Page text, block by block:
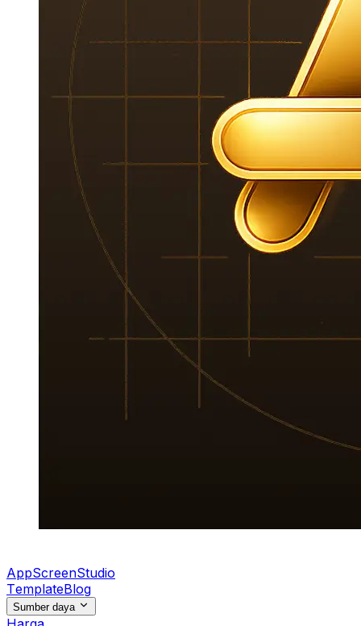
AppScreenStudio
TemplateBlog
Sumber daya